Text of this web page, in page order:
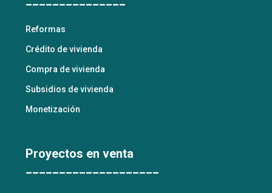
Reformas
Crédito de vivienda
Compra de vivienda
Subsidios de vivienda
Monetización
Proyectos en venta
____________________